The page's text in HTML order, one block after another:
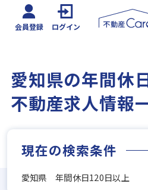
会員登録 ログイン
愛知県の年間休
不動産求人情報
現在の検索条件
愛知県 年間休日120日以上